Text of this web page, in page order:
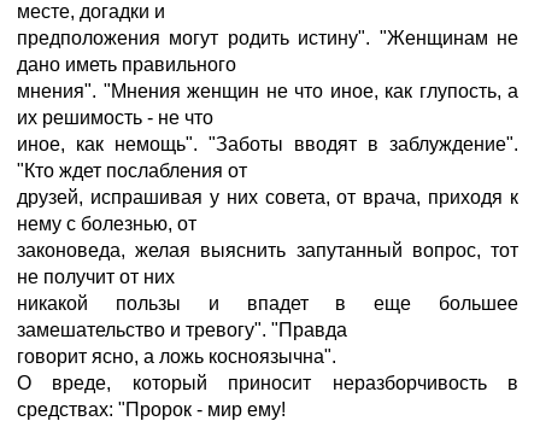
месте, догадки и
предположения могут родить истину". "Женщинам не
дано иметь правильного
мнения". "Мнения женщин не что иное, как глупость, а
их решимость - не что
иное, как немощь". "Заботы вводят в заблуждение".
"Кто ждет послабления от
друзей, испрашивая у них совета, от врача, приходя к
нему с болезнью, от
законоведа, желая выяснить запутанный вопрос, тот
не получит от них
никакой пользы и впадет в еще большее
замешательство и тревогу". "Правда
говорит ясно, а ложь косноязычна".
О вреде, который приносит неразборчивость в
средствах: "Пророк - мир ему!